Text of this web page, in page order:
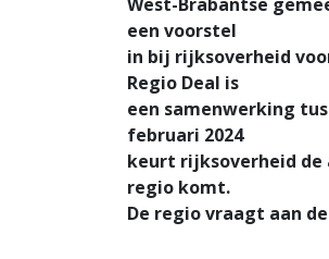
een voorstel
in bij rijksoverheid
Regio Deal is
een samenwerking
februari 2024
keurt rijksoverheid de
regio komt.
De regio vraagt aan